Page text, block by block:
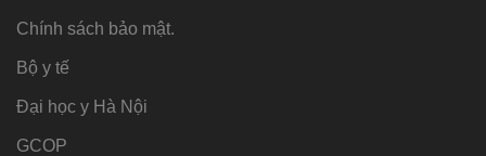
Chính sách bảo mật.
Bộ y tế
Đại học y Hà Nội
GCOP